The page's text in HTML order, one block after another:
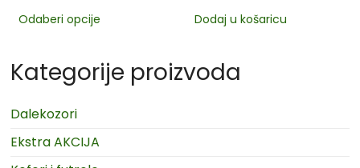
Odaberi opcije Dodaj u košaricu
Kategorije proizvoda
Dalekozori
Ekstra AKCIJA